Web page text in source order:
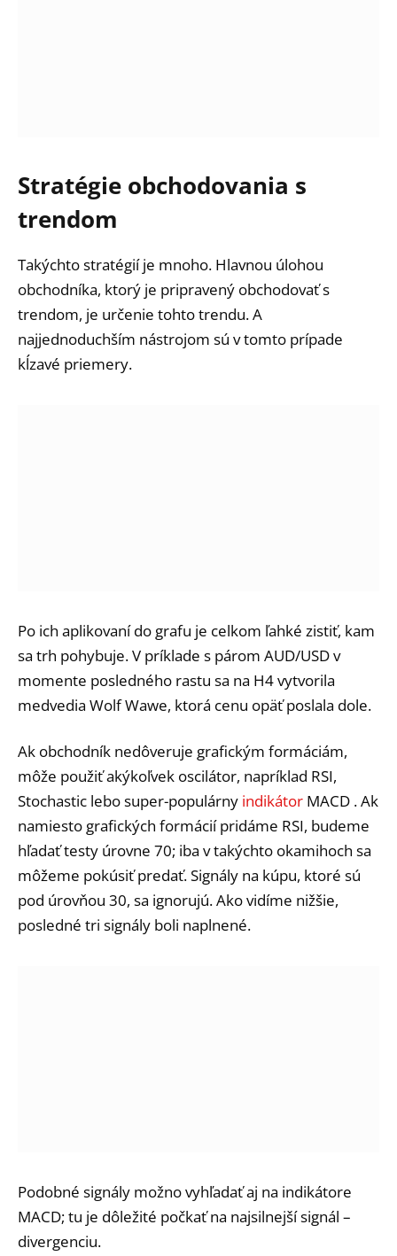
Stratégie obchodovania s
trendom
Takýchto stratégií je mnoho. Hlavnou úlohou
obchodníka, ktorý je pripravený obchodovať s
trendom, je určenie tohto trendu. A
najjednoduchším nástrojom sú v tomto prípade
kĺzavé priemery.
Po ich aplikovaní do grafu je celkom ľahké zistiť, kam
sa trh pohybuje. V príklade s párom AUD/USD v
momente posledného rastu sa na H4 vytvorila
medvedia Wolf Wawe, ktorá cenu opäť poslala dole.
Ak obchodník nedôveruje grafickým formáciám,
môže použiť akýkoľvek oscilátor, napríklad RSI,
Stochastic lebo super-populárny indikátor MACD . Ak
namiesto grafických formácií pridáme RSI, budeme
hľadať testy úrovne 70; iba v takýchto okamihoch sa
môžeme pokúsiť predať. Signály na kúpu, ktoré sú
pod úrovňou 30, sa ignorujú. Ako vidíme nižšie,
posledné tri signály boli naplnené.
Podobné signály možno vyhľadať aj na indikátore
MACD; tu je dôležité počkať na najsilnejší signál –
divergenciu.